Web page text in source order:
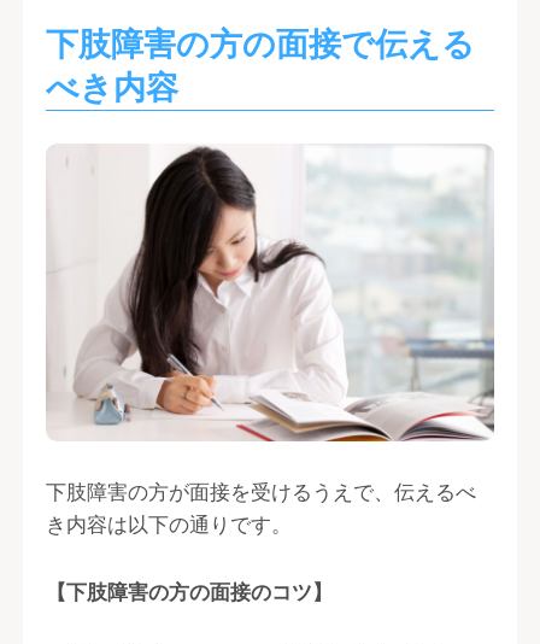
下肢障害の方の面接で伝える
べき内容
下肢障害の方が面接を受けるうえで、伝えるべ
き内容は以下の通りです。
【下肢障害の方の面接のコツ】